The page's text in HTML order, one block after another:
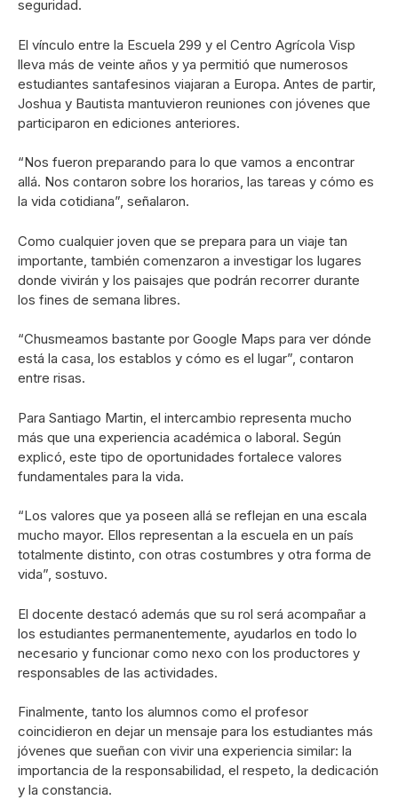
seguridad.
El vínculo entre la Escuela 299 y el Centro Agrícola Visp
lleva más de veinte años y ya permitió que numerosos
estudiantes santafesinos viajaran a Europa. Antes de partir,
Joshua y Bautista mantuvieron reuniones con jóvenes que
participaron en ediciones anteriores.
“Nos fueron preparando para lo que vamos a encontrar
allá. Nos contaron sobre los horarios, las tareas y cómo es
la vida cotidiana”, señalaron.
Como cualquier joven que se prepara para un viaje tan
importante, también comenzaron a investigar los lugares
donde vivirán y los paisajes que podrán recorrer durante
los fines de semana libres.
“Chusmeamos bastante por Google Maps para ver dónde
está la casa, los establos y cómo es el lugar”, contaron
entre risas.
Para Santiago Martin, el intercambio representa mucho
más que una experiencia académica o laboral. Según
explicó, este tipo de oportunidades fortalece valores
fundamentales para la vida.
“Los valores que ya poseen allá se reflejan en una escala
mucho mayor. Ellos representan a la escuela en un país
totalmente distinto, con otras costumbres y otra forma de
vida”, sostuvo.
El docente destacó además que su rol será acompañar a
los estudiantes permanentemente, ayudarlos en todo lo
necesario y funcionar como nexo con los productores y
responsables de las actividades.
Finalmente, tanto los alumnos como el profesor
coincidieron en dejar un mensaje para los estudiantes más
jóvenes que sueñan con vivir una experiencia similar: la
importancia de la responsabilidad, el respeto, la dedicación
y la constancia.